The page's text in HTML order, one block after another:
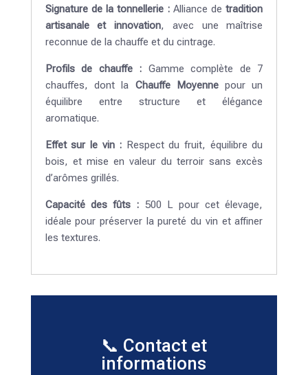
Signature de la tonnellerie : Alliance detradition
artisanale et innovation, avec une maîtrise
reconnue de la chauffe et du cintrage.
Profils de chauffe : Gamme complète de 7
chauffes, dont la Chauffe Moyennepour un
équilibre entre structure et élégance
aromatique.
Effet sur le vin : Respect du fruit, équilibre du
bois, et mise en valeur du terroir sans excès
d’arômes grillés.
Capacité des fûts : 500 L pour cet élevage,
idéale pour préserver la pureté du vin et affiner
les textures.
📞 Contact et
informations